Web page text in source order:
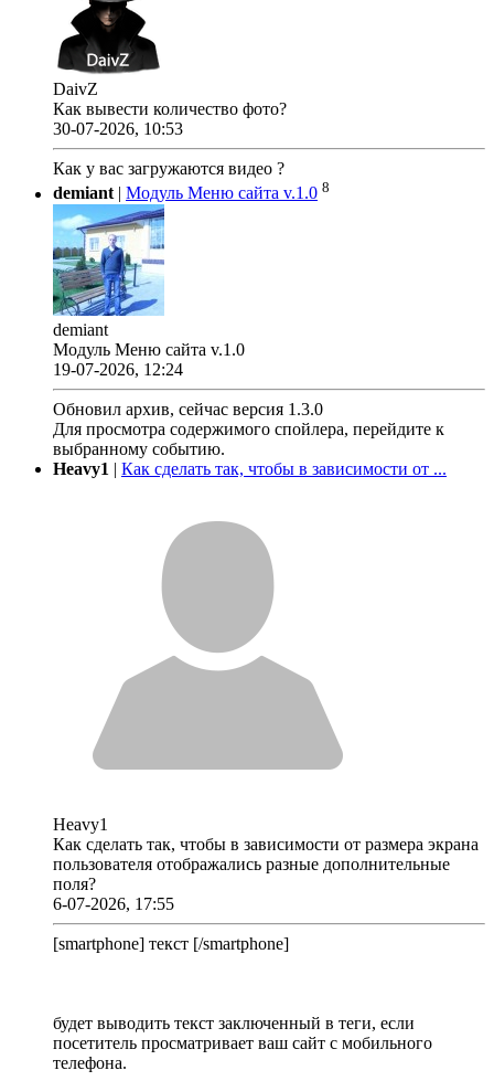
DaivZ
Как вывести количество фото?
30-07-2026, 10:53
Как у вас загружаются видео ?
demiant| Модуль Меню сайта v.1.0 8
demiant
Модуль Меню сайта v.1.0
19-07-2026, 12:24
Обновил архив, сейчас версия 1.3.0
Для просмотра содержимого спойлера, перейдите к
выбранному событию.
Heavy1 | Как сделать так, чтобы в зависимости от ...
Heavy1
Как сделать так, чтобы в зависимости от размера экрана
пользователя отображались разные дополнительные
поля?
6-07-2026, 17:55
[smartphone] текст [/smartphone]
будет выводить текст заключенный в теги, если
посетитель просматривает ваш сайт с мобильного
телефона.